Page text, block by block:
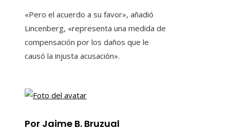
«Pero el acuerdo a su favor», añadió
Lincenberg, «representa una medida de
compensación por los daños que le
causó la injusta acusación».
Por Jaime B. Bruzual